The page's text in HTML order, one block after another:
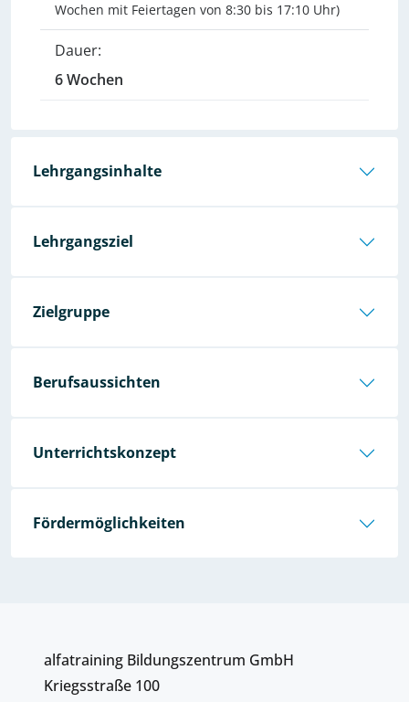
Wochen mit Feiertagen von 8:30 bis 17:10 Uhr)
Dauer:
6 Wochen
Lehrgangsinhalte
Lehrgangsziel
Zielgruppe
Berufsaussichten
Unterrichtskonzept
Fördermöglichkeiten
alfatraining Bildungszentrum GmbH
Kriegsstraße 100